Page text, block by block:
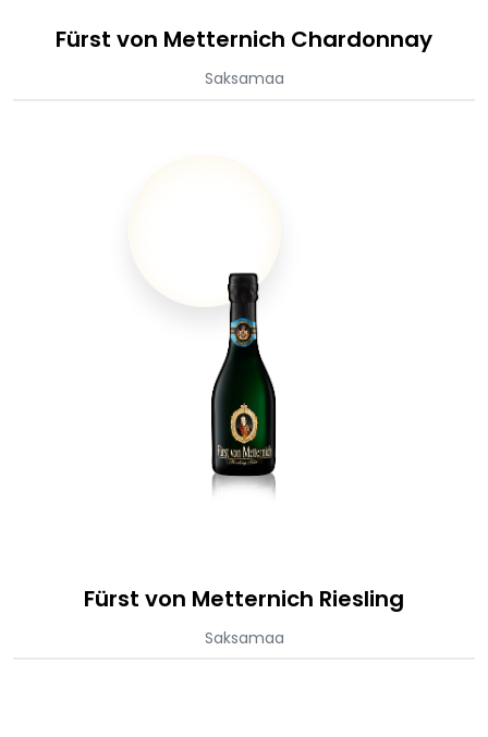
Fürst von Metternich Chardonnay
Saksamaa
Fürst von Metternich Riesling
Saksamaa